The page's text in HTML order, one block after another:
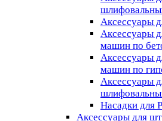
Аксессуары
Аксессуары
машин по
Аксессуары
машин по
Аксессуары
Насадки для
Аксессуары для